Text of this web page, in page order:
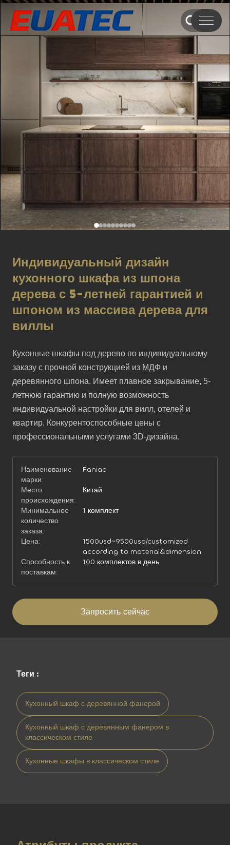
Индивидуальный дизайн
кухонного шкафа из шпона
дерева с 5-летней гарантией и
шпоном из массива дерева для
виллы
Кухонные шкафы под дерево по индивидуальному
заказу с прочной конструкцией из МДФ и
деревянного шпона. Имеет плавное закрывание, 5-
летнюю гарантию и полную возможность
индивидуальной настройки для вилл, отелей и
квартир. Конкурентоспособные цены с
профессиональными услугами 3D-дизайна.
Наименование
марки:
Faniao
Место
происхождения:
Китай
Минимальное
количество
заказа:
1 комплект
Цена:
1500usd~9500usd/customized
according to material&dimension
Способность к
поставкам:
100 комплектов в день
Запросить сейчас
Теги :
Кухонный шкаф с деревянной фанерой
Кухонный шкаф с деревянным фанером в
классическом стиле
Кухонные шкафы в классическом стиле